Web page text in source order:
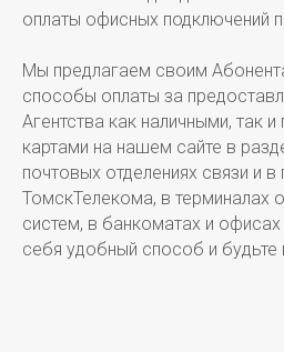
оплаты офисных подключений
Мы предлагаем своим
способы оплаты за
Агентства как наличными, так
картами на нашем сайте в
почтовых отделениях связи и в
ТомскТелекома, в терминалах
систем, в банкоматах и
себя удобный способ и будьте